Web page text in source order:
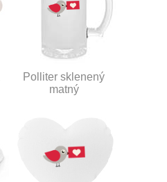
Polliter sklenený
matný